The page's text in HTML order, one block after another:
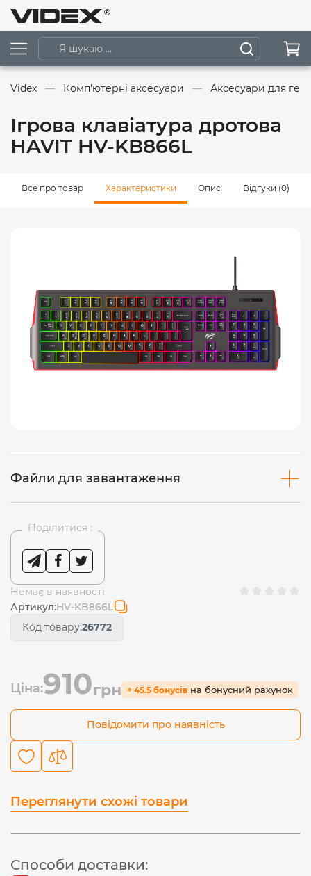
Videx Комп'ютерні аксесуари Аксесуари для
Ігрова клавіатура дротова
HAVIT HV-KB866L
Все про товар Характеристики Опис Відгуки (0)
Файли для завантаження
Поділитися :
Немає в наявності
Артикул:HV-KB866L
Код товару:26772
Ціна:910грн + 45.5 бонусів на бонусний рахунок
Повідомити про наявність
Переглянути схожі товари
Способи доставки: